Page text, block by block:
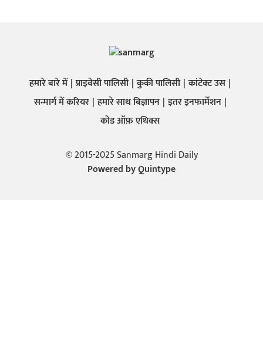
हमारे बारे में प्राइवेसी पालिसी कुकी पालिसी कांटेक्ट उस
सन्मार्ग में करियर हमारे साथ बिज्ञापन इतर इनफार्मेशन
कोड ऑफ़ एथिक्स
© 2015-2025 Sanmarg Hindi Daily
Powered byQuintype